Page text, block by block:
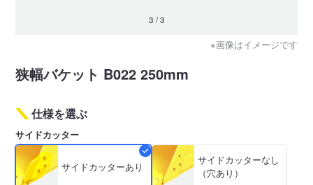
1 /3
※画像はイメージです
狭幅バケット B022 250mm
仕様を選ぶ
サイドカッター
サイドカッターあり
サイドカッターなし
（穴あり）